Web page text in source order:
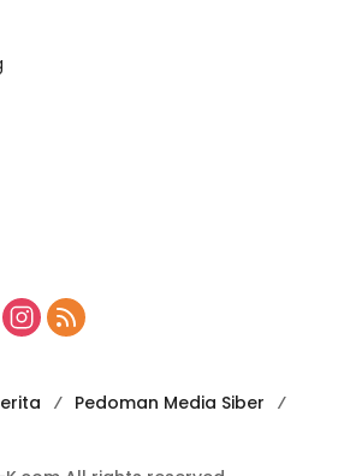
Pedoman Media Siber